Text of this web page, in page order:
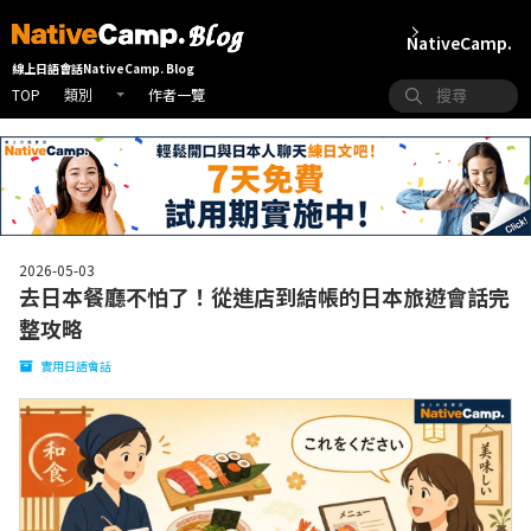
線上日語會話NativeCamp. Blog
TOP 類別 作者一覽
NativeCamp.
2026-05-03
去日本餐廳不怕了！從進店到結帳的日本旅遊會話完
整攻略
實用日語會話